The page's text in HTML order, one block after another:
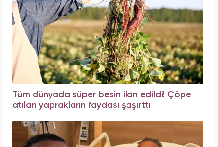
Tüm dünyada süper besin ilan edildi! Çöpe
atılan yaprakların faydası şaşırttı